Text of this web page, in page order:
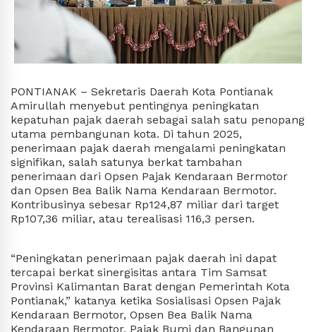
PONTIANAK – Sekretaris Daerah Kota Pontianak
Amirullah menyebut pentingnya peningkatan
kepatuhan pajak daerah sebagai salah satu penopang
utama pembangunan kota. Di tahun 2025,
penerimaan pajak daerah mengalami peningkatan
signifikan, salah satunya berkat tambahan
penerimaan dari Opsen Pajak Kendaraan Bermotor
dan Opsen Bea Balik Nama Kendaraan Bermotor.
Kontribusinya sebesar Rp124,87 miliar dari target
Rp107,36 miliar, atau terealisasi 116,3 persen.
“Peningkatan penerimaan pajak daerah ini dapat
tercapai berkat sinergisitas antara Tim Samsat
Provinsi Kalimantan Barat dengan Pemerintah Kota
Pontianak,” katanya ketika Sosialisasi Opsen Pajak
Kendaraan Bermotor, Opsen Bea Balik Nama
Kendaraan Bermotor, Pajak Bumi dan Bangunan